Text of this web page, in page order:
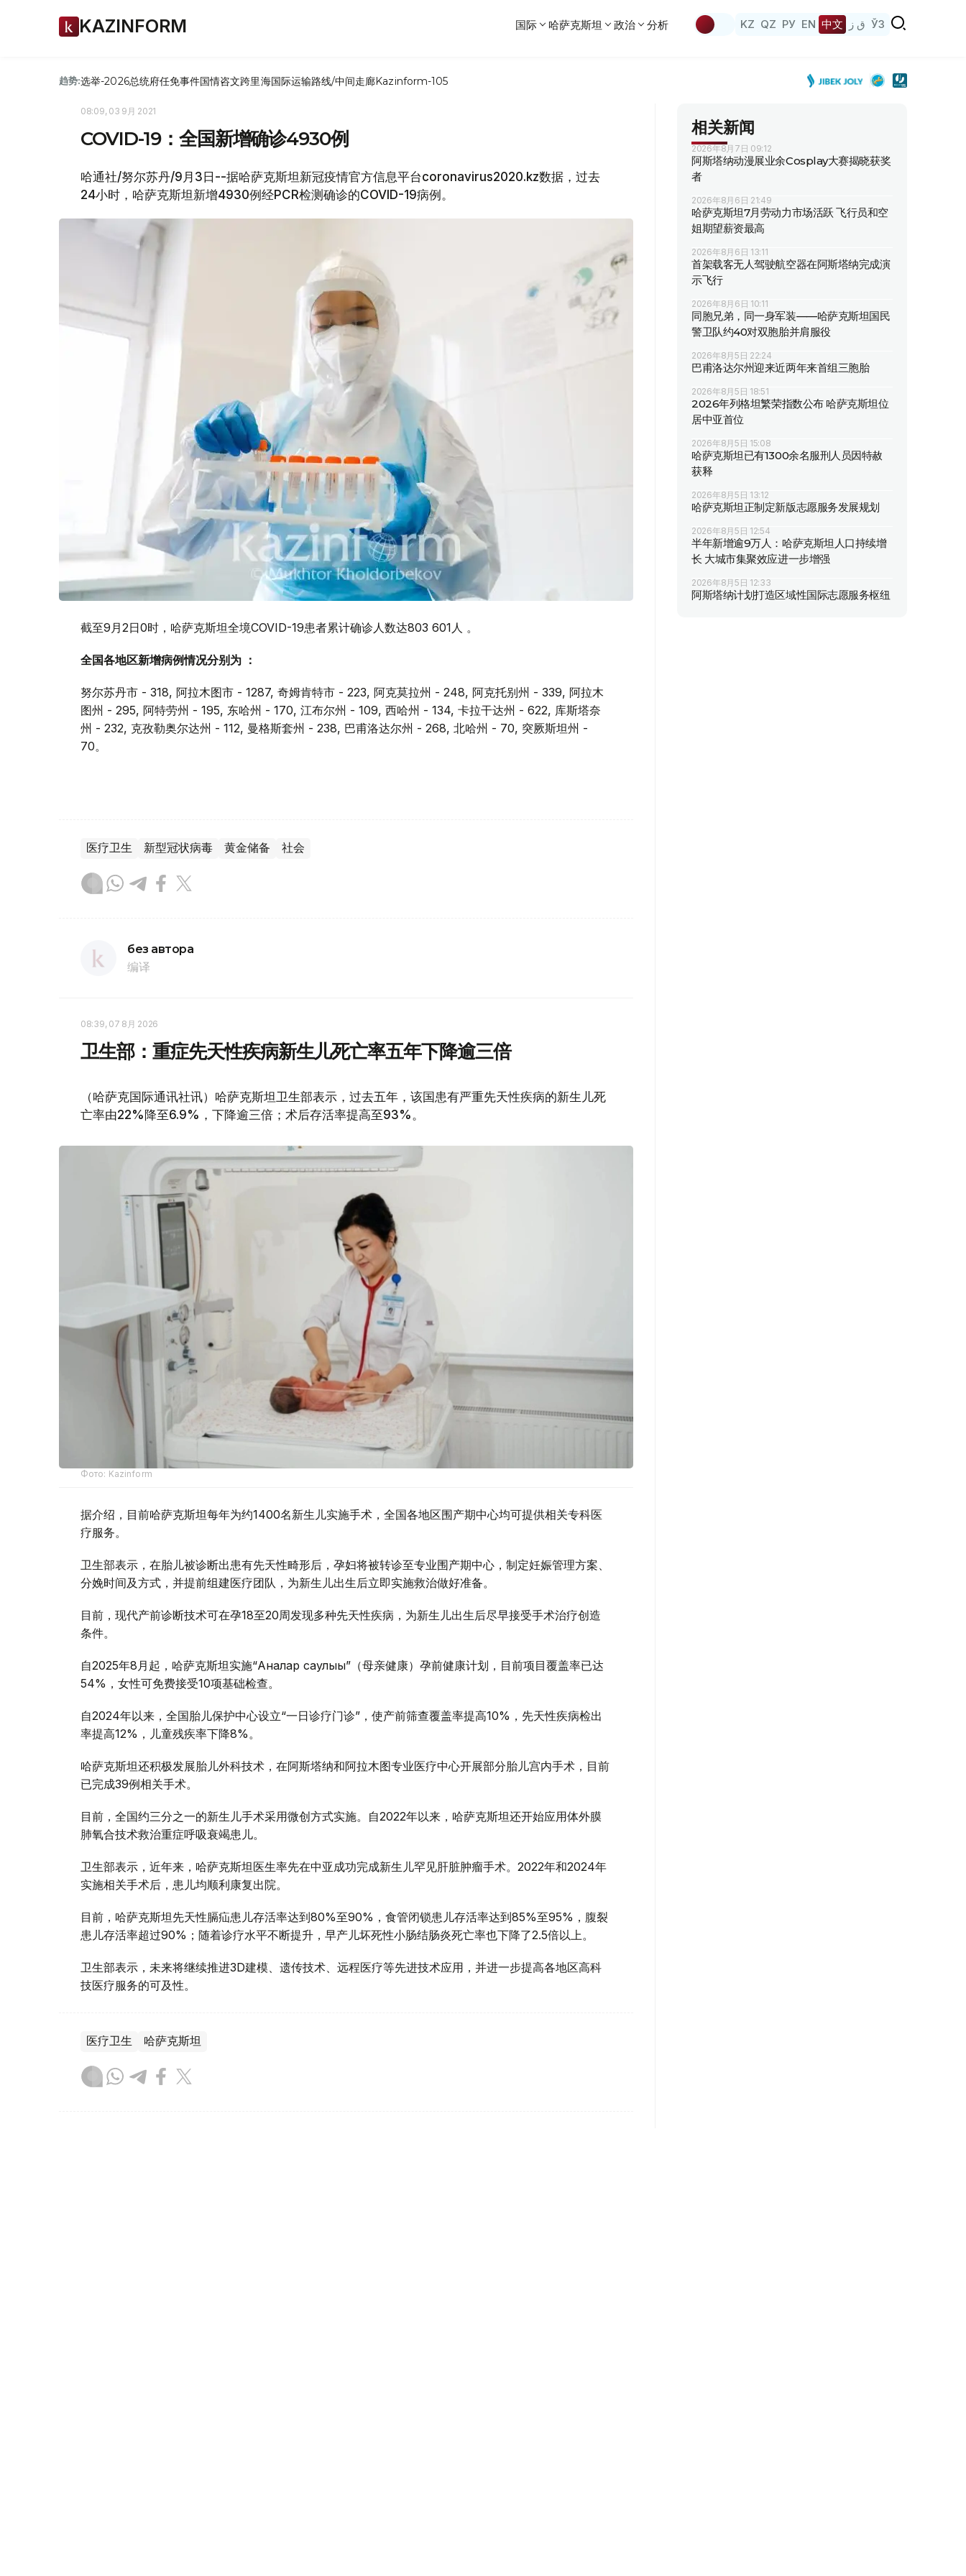
KAZINFORM 国际 哈萨克斯坦 政治 分析 KZ QZ РУ EN 中文 ق ز ЎЗ
趋势:选举-2026总统府任免事件国情咨文跨里海国际运输路线/中间走廊Kazinform-105
08:09, 03 9月 2021
COVID-19：全国新增确诊4930例
哈通社/努尔苏丹/9月3日--据哈萨克斯坦新冠疫情官方信息平台coronavirus2020.kz数据，过去
24小时，哈萨克斯坦新增4930例经PCR检测确诊的COVID-19病例。
截至9月2日0时，哈萨克斯坦全境COVID-19患者累计确诊人数达803 601人 。
全国各地区新增病例情况分别为 ：
努尔苏丹市 - 318, 阿拉木图市 - 1287, 奇姆肯特市 - 223, 阿克莫拉州 - 248, 阿克托别州 - 339, 阿拉木
图州 - 295, 阿特劳州 - 195, 东哈州 - 170, 江布尔州 - 109, 西哈州 - 134, 卡拉干达州 - 622, 库斯塔奈
州 - 232, 克孜勒奥尔达州 - 112, 曼格斯套州 - 238, 巴甫洛达尔州 - 268, 北哈州 - 70, 突厥斯坦州 -
70。
医疗卫生 新型冠状病毒 黄金储备 社会
без автора
编译
08:39, 07 8月 2026
卫生部：重症先天性疾病新生儿死亡率五年下降逾三倍
（哈萨克国际通讯社讯）哈萨克斯坦卫生部表示，过去五年，该国患有严重先天性疾病的新生儿死
亡率由22%降至6.9%，下降逾三倍；术后存活率提高至93%。
Фото: Kazinform
据介绍，目前哈萨克斯坦每年为约1400名新生儿实施手术，全国各地区围产期中心均可提供相关专科医
疗服务。
卫生部表示，在胎儿被诊断出患有先天性畸形后，孕妇将被转诊至专业围产期中心，制定妊娠管理方案、
分娩时间及方式，并提前组建医疗团队，为新生儿出生后立即实施救治做好准备。
目前，现代产前诊断技术可在孕18至20周发现多种先天性疾病，为新生儿出生后尽早接受手术治疗创造
条件。
自2025年8月起，哈萨克斯坦实施“Аналар саулығы”（母亲健康）孕前健康计划，目前项目覆盖率已达
54%，女性可免费接受10项基础检查。
自2024年以来，全国胎儿保护中心设立“一日诊疗门诊”，使产前筛查覆盖率提高10%，先天性疾病检出
率提高12%，儿童残疾率下降8%。
哈萨克斯坦还积极发展胎儿外科技术，在阿斯塔纳和阿拉木图专业医疗中心开展部分胎儿宫内手术，目前
已完成39例相关手术。
目前，全国约三分之一的新生儿手术采用微创方式实施。自2022年以来，哈萨克斯坦还开始应用体外膜
肺氧合技术救治重症呼吸衰竭患儿。
卫生部表示，近年来，哈萨克斯坦医生率先在中亚成功完成新生儿罕见肝脏肿瘤手术。2022年和2024年
实施相关手术后，患儿均顺利康复出院。
目前，哈萨克斯坦先天性膈疝患儿存活率达到80%至90%，食管闭锁患儿存活率达到85%至95%，腹裂
患儿存活率超过90%；随着诊疗水平不断提升，早产儿坏死性小肠结肠炎死亡率也下降了2.5倍以上。
卫生部表示，未来将继续推进3D建模、遗传技术、远程医疗等先进技术应用，并进一步提高各地区高科
技医疗服务的可及性。
医疗卫生 哈萨克斯坦
相关新闻
2026年8月7日 09:12
阿斯塔纳动漫展业余Cosplay大赛揭晓获奖
者
2026年8月6日 21:49
哈萨克斯坦7月劳动力市场活跃 飞行员和空
姐期望薪资最高
2026年8月6日 13:11
首架载客无人驾驶航空器在阿斯塔纳完成演
示飞行
2026年8月6日 10:11
同胞兄弟，同一身军装——哈萨克斯坦国民
警卫队约40对双胞胎并肩服役
2026年8月5日 22:24
巴甫洛达尔州迎来近两年来首组三胞胎
2026年8月5日 18:51
2026年列格坦繁荣指数公布 哈萨克斯坦位
居中亚首位
2026年8月5日 15:08
哈萨克斯坦已有1300余名服刑人员因特赦
获释
2026年8月5日 13:12
哈萨克斯坦正制定新版志愿服务发展规划
2026年8月5日 12:54
半年新增逾9万人：哈萨克斯坦人口持续增
长 大城市集聚效应进一步增强
2026年8月5日 12:33
阿斯塔纳计划打造区域性国际志愿服务枢纽